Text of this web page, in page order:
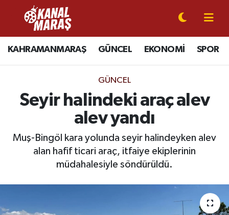
KAHRAMANMARAŞ GÜNCEL EKONOMİ SPOR
GÜNCEL
Seyir halindeki araç alev
alev yandı
Muş-Bingöl kara yolunda seyir halindeyken alev
alan hafif ticari araç, itfaiye ekiplerinin
müdahalesiyle söndürüldü.
CANLI YAYIN
KAHRAMANMARAŞ
GÜNCEL
SİYASET
EKONOMİ
Kahramanmaraş Nöbetçi Eczaneler
Kahramanmaraş Hava Durumu
Kahramanmaraş Namaz Vakitleri
Kahramanmaraş Trafik Yoğunluk Haritası
Süper Lig Puan Durumu ve Fikstür
Tüm Manşetler